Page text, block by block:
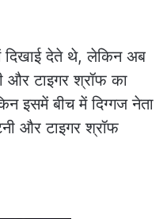
दिखाई देते थे, लेकिन अब
और टाइगर श्रॉफ का
इसमें बीच में दिग्गज नेता
और टाइगर श्रॉफ